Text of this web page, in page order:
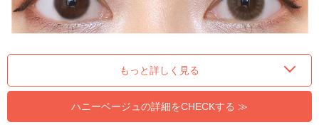
もっと詳しく見る
ハニーベージュの詳細をCHECKする ≫